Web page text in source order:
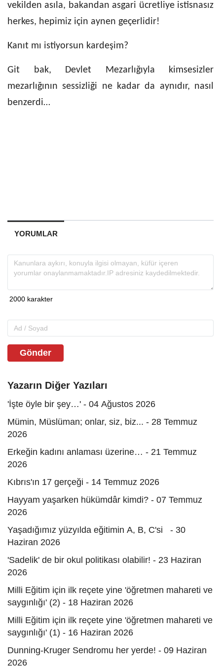
vekilden asıla, bakandan asgari ücretliye istisnasız
herkes, hepimiz için aynen geçerlidir!
Kanıt mı istiyorsun kardeşim?
Git bak, Devlet Mezarlığıyla kimsesizler
mezarlığının sessizliği ne kadar da aynıdır, nasıl
benzerdi…
YORUMLAR
Gönder
Yazarın Diğer Yazıları
'İşte öyle bir şey…' - 04 Ağustos 2026
Mümin, Müslüman; onlar, siz, biz... - 28 Temmuz
2026
Erkeğin kadını anlaması üzerine… - 21 Temmuz
2026
Kıbrıs'ın 17 gerçeği - 14 Temmuz 2026
Hayyam yaşarken hükümdâr kimdi? - 07 Temmuz
2026
Yaşadığımız yüzyılda eğitimin A, B, C'si - 30
Haziran 2026
'Sadelik' de bir okul politikası olabilir! - 23 Haziran
2026
Milli Eğitim için ilk reçete yine 'öğretmen mahareti ve
saygınlığı' (2) - 18 Haziran 2026
Milli Eğitim için ilk reçete yine 'öğretmen mahareti ve
saygınlığı' (1) - 16 Haziran 2026
Dunning-Kruger Sendromu her yerde! - 09 Haziran
2026